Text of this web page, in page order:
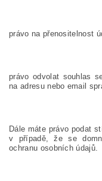
právo na přenositelnost
právo odvolat souhlas
na adresu nebo email
Dále máte právo podat
v případě, že se
ochranu osobních údajů.